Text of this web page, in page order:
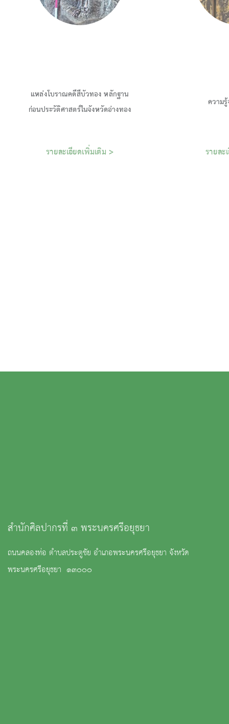
แหล่งโบราณคดีสีบัวทอง หลักฐาน
รายละเอียดเพิ่มเติม > รายละ
สำนักศิลปากรที่ ๓ พระนครศรีอยุธยา
ถนนคลองท่อ ตำบลประตูชัย อำเภอพระนครศรีอยุธยา จังหวัด
พระนครศรีอยุธยา ๑๓๐๐๐